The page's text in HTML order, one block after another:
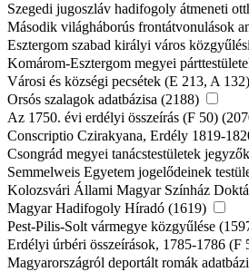
Szegedi jugoszláv hadifogoly átmeneti
Második világháborús frontátvonulások
Esztergom szabad királyi város
Komárom-Esztergom megyei
Városi és községi pecsétek (E 213, A
Orsós szalagok adatbázisa (2188)
Az 1750. évi erdélyi összeírás (F 50)
Conscriptio Czirakyana, Erdély 1819-
Csongrád megyei tanácstestületek
Semmelweis Egyetem jogelődeinek
Kolozsvári Állami Magyar Színház
Magyar Hadifogoly Híradó (1619)
Pest-Pilis-Solt vármegye közgyűlése
Erdélyi úrbéri összeírások, 1785-1786 (F
Magyarországról deportált romák